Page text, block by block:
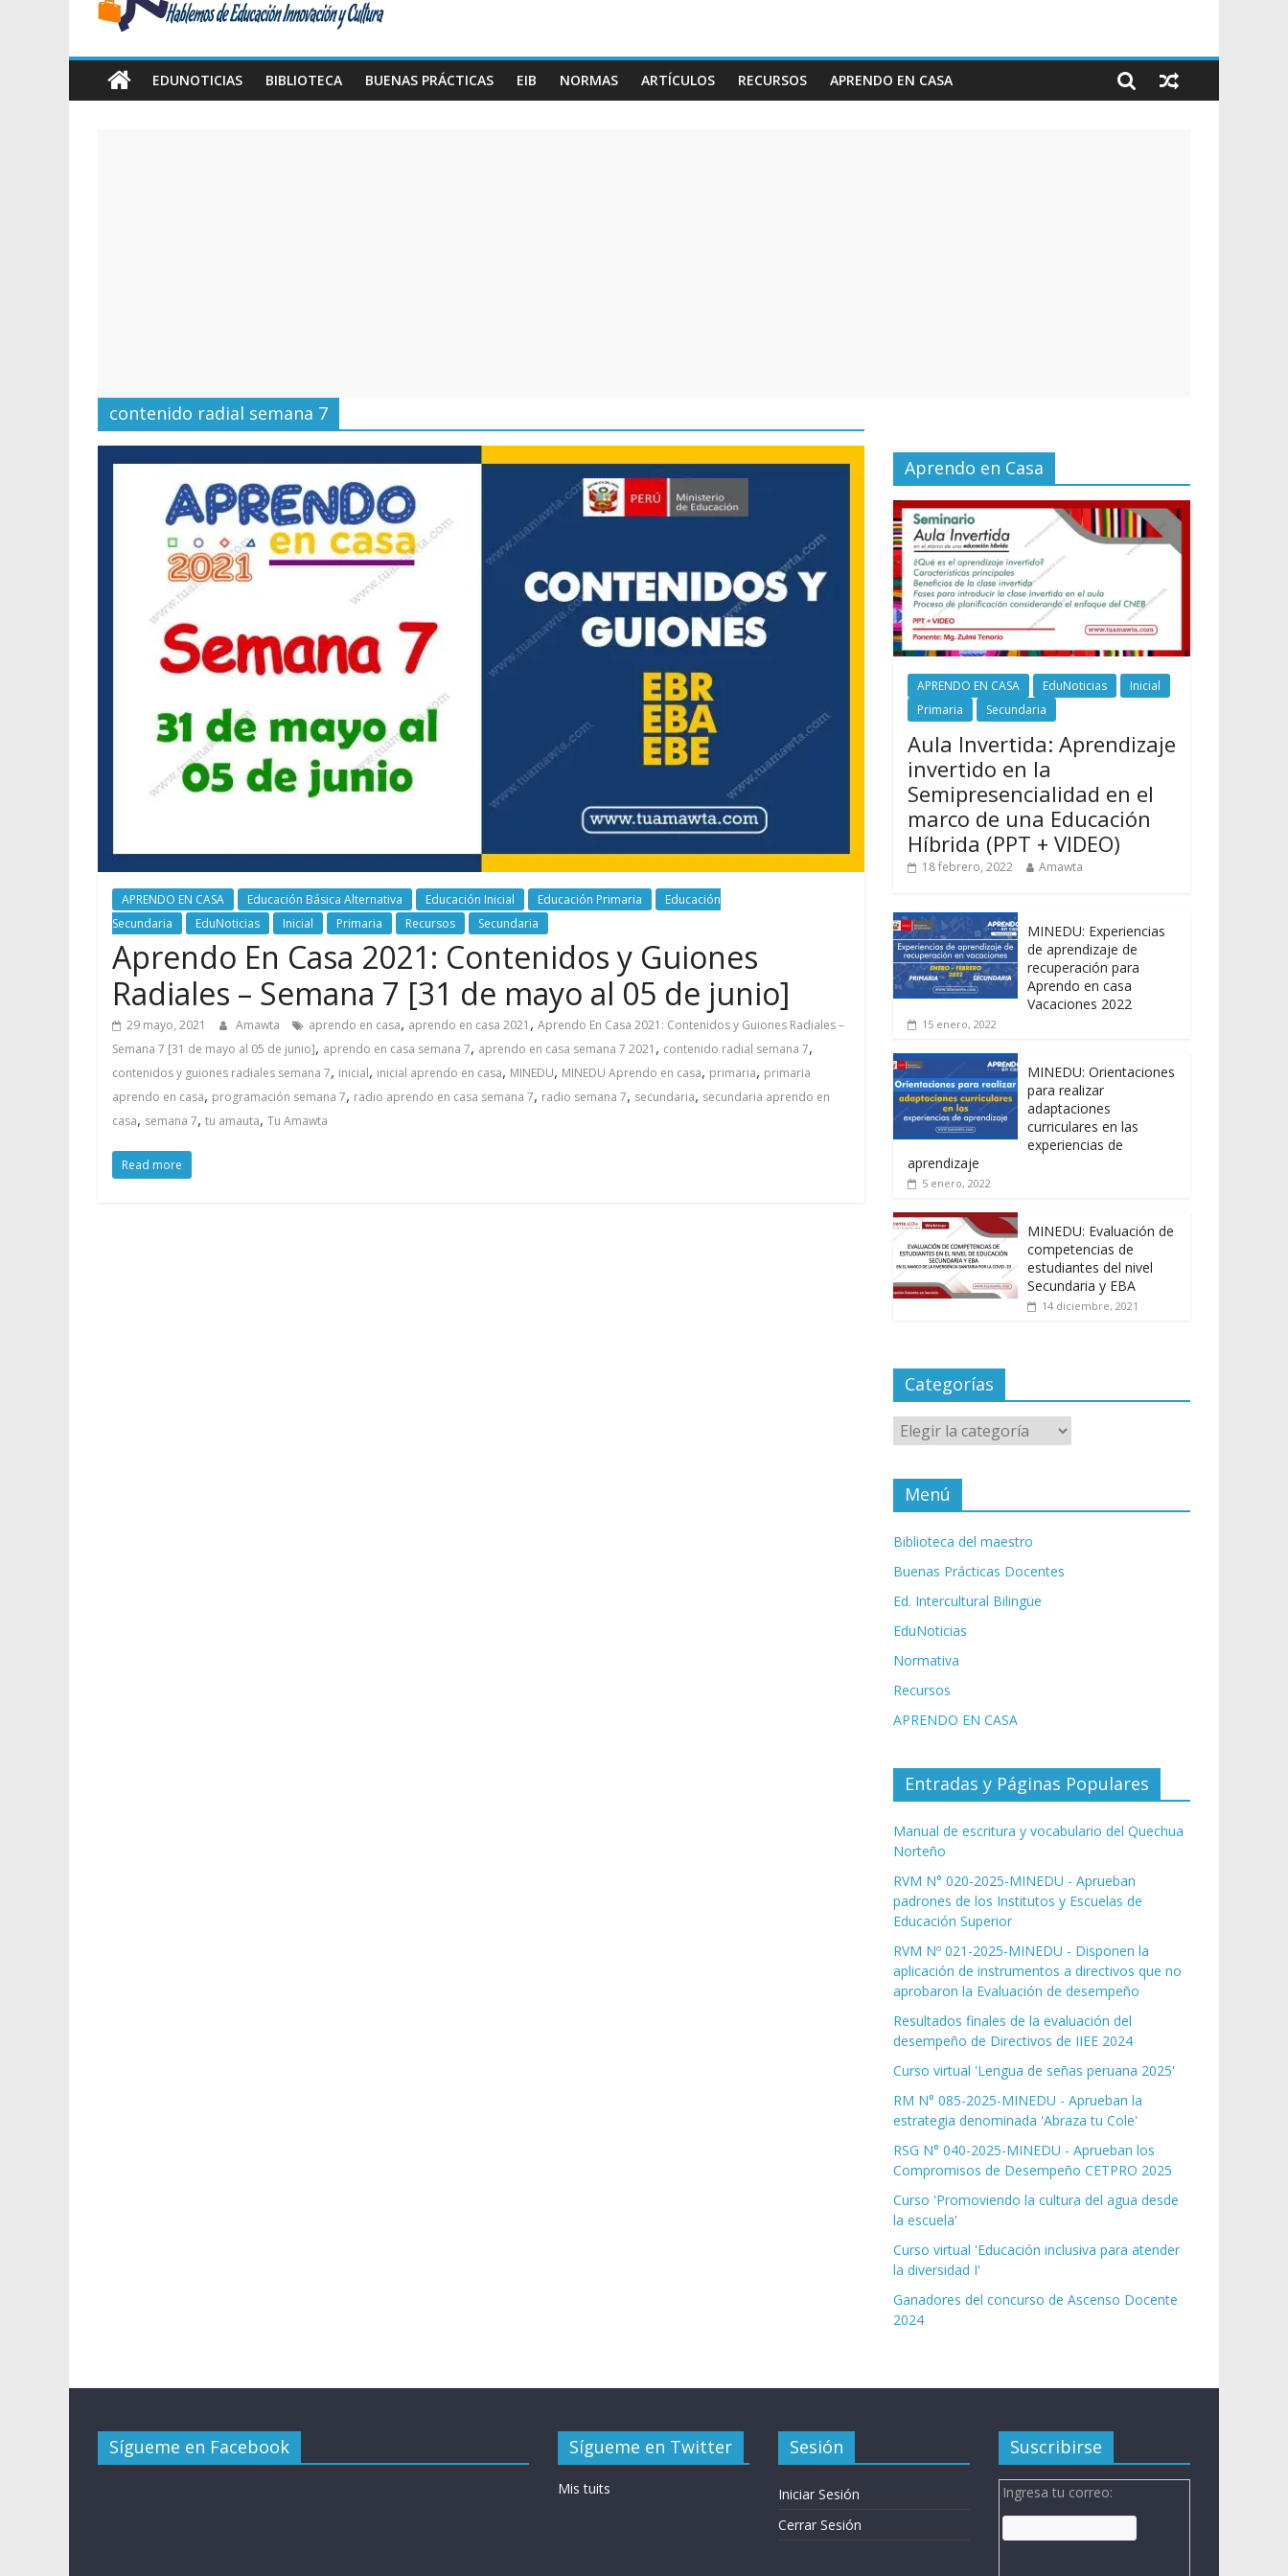
Educación,
EDUNOTICIAS BIBLIOTECA BUENAS PRÁCTICAS EIB NORMAS ARTÍCULOS RECURSOS APRENDO EN CASA
contenido radial semana 7
APRENDO EN CASA Educación Básica Alternativa Educación Inicial Educación Primaria
Educación
Secundaria
EduNoticias Inicial Primaria Recursos Secundaria
Aprendo En Casa 2021: Contenidos y Guiones
Radiales – Semana 7 [31 de mayo al 05 de junio]
29 mayo, 2021 Amawta aprendo en casa, aprendo en casa 2021 , Aprendo En Casa 2021: Contenidos y Guiones Radiales –
Semana 7 [31 de mayo al 05 de junio], aprendo en casa semana 7, aprendo en casa semana 7 2021 , contenido radial semana 7,
contenidos y guiones radiales semana 7, inicial, inicial aprendo en casa, MINEDU, MINEDU Aprendo en casa, primaria, primaria
aprendo en casa, programación semana 7, radio aprendo en casa semana 7, radio semana 7, secundaria, secundaria aprendo en
casa, semana 7, tu amauta, Tu Amawta
Read more
Aprendo en Casa
APRENDO EN CASA EduNoticias
Inicial
Primaria
Secundaria
Aula Invertida: Aprendizaje
invertido en la
Semipresencialidad en el
marco de una Educación
Híbrida (PPT + VIDEO)
18 febrero, 2022 Amawta
MINEDU: Experiencias
de aprendizaje de
recuperación para
Aprendo en casa
Vacaciones 2022
15 enero, 2022
MINEDU: Orientaciones
para realizar
adaptaciones
curriculares en las
experiencias de
aprendizaje
5 enero, 2022
MINEDU: Evaluación de
competencias de
estudiantes del nivel
Secundaria y EBA
14 diciembre, 2021
Categorías
Categorías
Menú
Biblioteca del maestro
Buenas Prácticas Docentes
Ed. Intercultural Bilingüe
EduNoticias
Normativa
Recursos
APRENDO EN CASA
Entradas y Páginas Populares
Manual de escritura y vocabulario del Quechua
Norteño
RVM N° 020-2025-MINEDU - Aprueban
padrones de los Institutos y Escuelas de
Educación Superior
RVM Nº 021-2025-MINEDU - Disponen la
aplicación de instrumentos a directivos que no
aprobaron la Evaluación de desempeño
Resultados finales de la evaluación del
desempeño de Directivos de IIEE 2024
Curso virtual 'Lengua de señas peruana 2025'
RM N° 085-2025-MINEDU - Aprueban la
estrategia denominada 'Abraza tu Cole'
RSG N° 040-2025-MINEDU - Aprueban los
Compromisos de Desempeño CETPRO 2025
Curso 'Promoviendo la cultura del agua desde
la escuela'
Curso virtual 'Educación inclusiva para atender
la diversidad I'
Ganadores del concurso de Ascenso Docente
2024
Sígueme en Facebook Sígueme en Twitter
Mis tuits
Sesión
Iniciar Sesión
Cerrar Sesión
Suscribirse
Ingresa tu correo: